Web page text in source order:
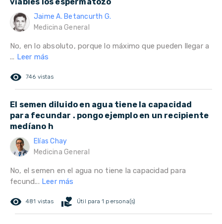
viables los espermatozo
Jaime A. Betancurth G.
Medicina General
No, en lo absoluto, porque lo máximo que pueden llegar a
... Leer más
remove_red_eye 746 vistas
El semen diluido en agua tiene la capacidad
para fecundar . pongo ejemplo en un recipiente
medíano h
Elías Chay
Medicina General
No, el semen en el agua no tiene la capacidad para
fecund... Leer más
remove_red_eye 481 vistas volunteer_activism Útil para 1 persona(s)